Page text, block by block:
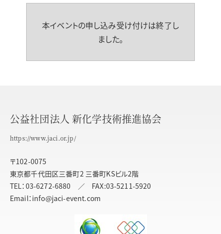
本イベントの申し込み受け付けは終了し
ました。
公益社団法人 新化学技術推進協会
https://www.jaci.or.jp/
〒102-0075
東京都千代田区三番町2 三番町KSビル2階
TEL：03-6272-6880 ／ FAX:03-5211-5920
Email：info@jaci-event.com